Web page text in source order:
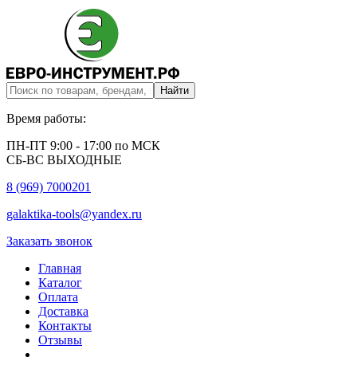
Время работы:
ПН-ПТ 9:00 - 17:00 по МСК
СБ-ВС ВЫХОДНЫЕ
8 (969) 7000201
galaktika-tools@yandex.ru
Заказать звонок
Главная
Каталог
Оплата
Доставка
Контакты
Отзывы